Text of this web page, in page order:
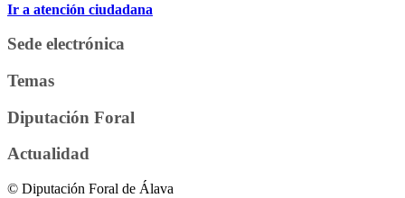
Ir a atención ciudadana
Sede electrónica
Temas
Diputación Foral
Actualidad
© Diputación Foral de Álava